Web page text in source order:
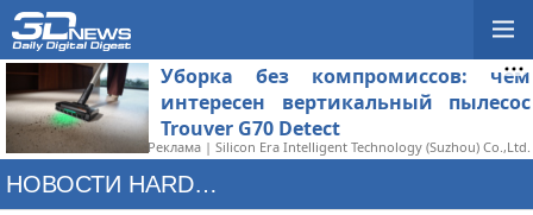
Уборка без компромиссов: чем
интересен вертикальный пылесос
Trouver G70 Detect
Реклама | Silicon Era Intelligent Technology (Suzhou) Co.,Ltd.
НОВОСТИ HARDWARE